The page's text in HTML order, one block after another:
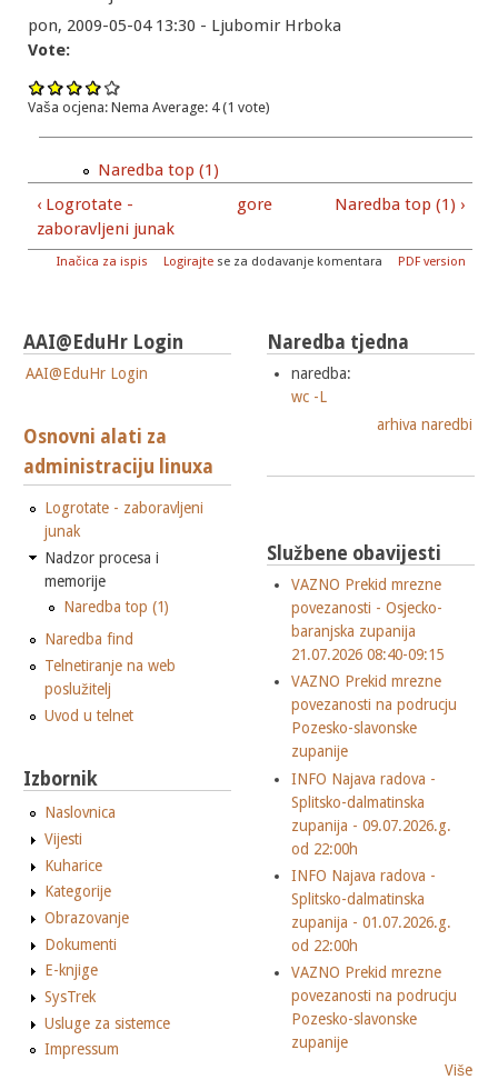
pon, 2009-05-04 13:30 - Ljubomir Hrboka
Vote:
Vaša ocjena: Nema Average: 4 (1 vote)
Naredba top (1)
‹ Logrotate -
zaboravljeni junak
gore Naredba top (1) ›
Inačica za ispis Logirajte se za dodavanje komentara PDF version
AAI@EduHr Login
AAI@EduHr Login
Osnovni alati za
administraciju linuxa
Logrotate - zaboravljeni
junak
Nadzor procesa i
memorije
Naredba top (1)
Naredba find
Telnetiranje na web
poslužitelj
Uvod u telnet
Izbornik
Naslovnica
Vijesti
Kuharice
Kategorije
Obrazovanje
Dokumenti
E-knjige
SysTrek
Usluge za sistemce
Impressum
Naredba tjedna
naredba:
wc -L
arhiva naredbi
Službene obavijesti
VAZNO Prekid mrezne
povezanosti - Osjecko-
baranjska zupanija
21.07.2026 08:40-09:15
VAZNO Prekid mrezne
povezanosti na podrucju
Pozesko-slavonske
zupanije
INFO Najava radova -
Splitsko-dalmatinska
zupanija - 09.07.2026.g.
od 22:00h
INFO Najava radova -
Splitsko-dalmatinska
zupanija - 01.07.2026.g.
od 22:00h
VAZNO Prekid mrezne
povezanosti na podrucju
Pozesko-slavonske
zupanije
Više